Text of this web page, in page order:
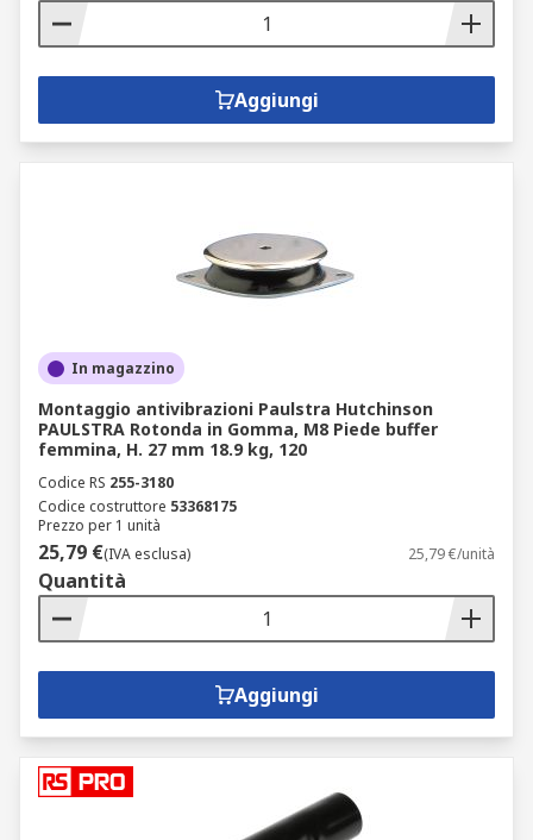
Aggiungi
In magazzino
Montaggio antivibrazioni Paulstra Hutchinson
PAULSTRA Rotonda in Gomma, M8 Piede buffer
femmina, H. 27 mm 18.9 kg, 120
Codice RS 255-3180
Codice costruttore 53368175
Prezzo per 1 unità
25,79 €(IVA esclusa) 25,79 €/unità
Quantità
Aggiungi